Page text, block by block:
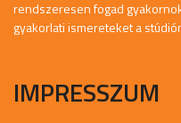
rendszeresen fogad
gyakorlati ismereteket a
IMPRESSZUM